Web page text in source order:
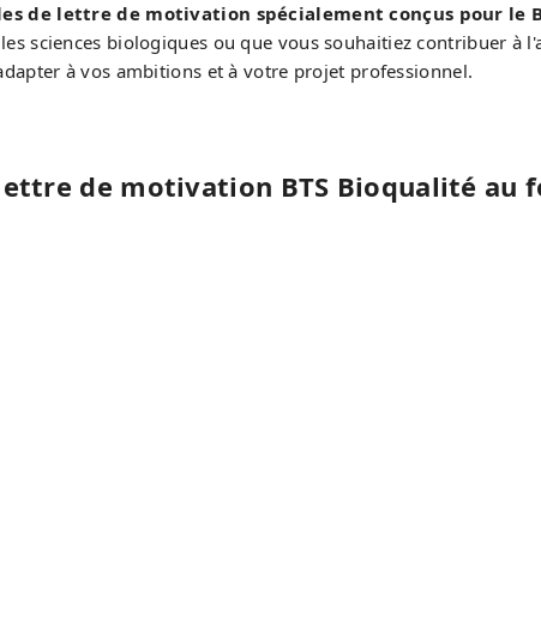
de lettre de motivation spécialement conçus pour le
sciences biologiques ou que vous souhaitiez contribuer à
à vos ambitions et à votre projet professionnel.
de motivation BTS Bioqualité au